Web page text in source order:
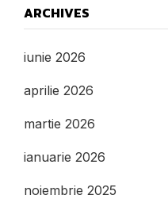
ARCHIVES
iunie 2026
aprilie 2026
martie 2026
ianuarie 2026
noiembrie 2025